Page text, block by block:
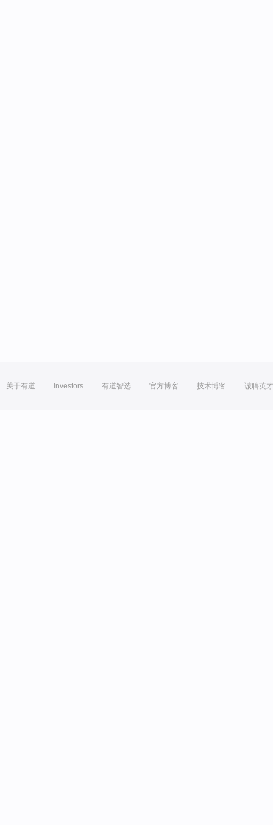
关于有道 Investors 有道智选 官方博客 技术博客 诚聘英才